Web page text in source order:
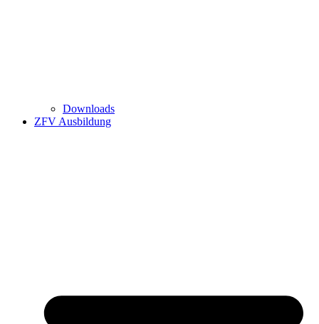
Downloads
ZFV Ausbildung